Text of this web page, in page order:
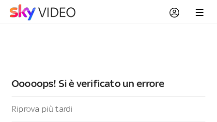
Ooooops! Si è verificato un errore
Riprova più tardi